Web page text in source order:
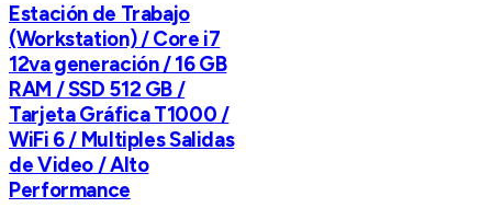
Estación de Trabajo
(Workstation) / Core i7
12va generación / 16 GB
RAM / SSD 512 GB /
Tarjeta Gráfica T1000 /
WiFi 6 / Multiples Salidas
de Video / Alto
Performance